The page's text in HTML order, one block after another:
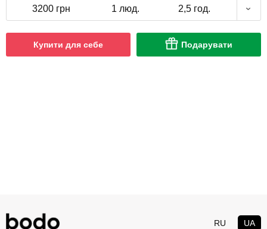
3200 грн 1 люд. 2,5 год.
Купити для себе Подарувати
RU UA